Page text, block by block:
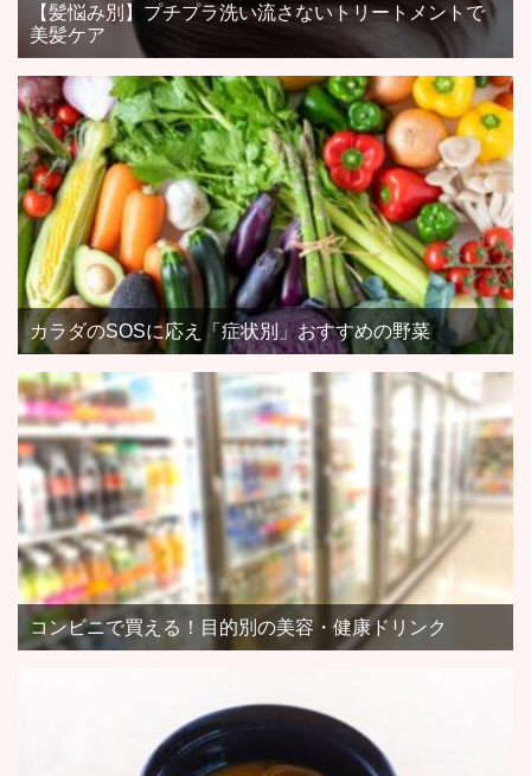
【髪悩み別】プチプラ洗い流さないトリートメントで
美髪ケア
カラダのSOSに応え「症状別」おすすめの野菜
コンビニで買える！目的別の美容・健康ドリンク